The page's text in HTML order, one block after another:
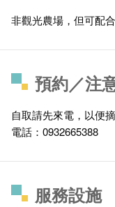
非觀光農場，但可配
預約／注
自取請先來電，以便
電話：0932665388
服務設施